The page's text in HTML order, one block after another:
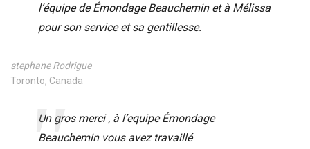
l’équipe de Émondage Beauchemin et à Mélissa
pour son service et sa gentillesse.
stephane Rodrigue
Toronto, Canada
Un gros merci , à l’equipe Émondage
Beauchemin vous avez travaillé